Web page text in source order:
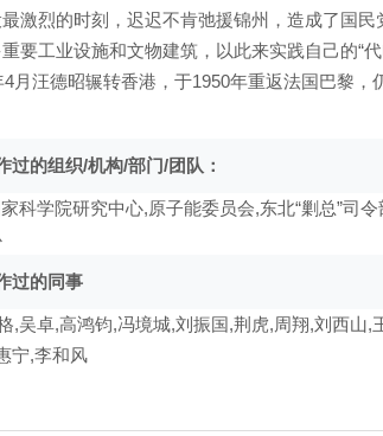
激烈的时刻，迟迟不肯弛援锦州，造成了国
要工业设施和文物建筑，以此来实践自己的“
月汪德昭辗转香港，于1950年重返法国巴黎，
过的组织/机构/部门/团队：
家科学院研究中心,原子能委员会,东北“剿总”司
过的同事
,吴卓,高鸿钧,冯境城,刘振国,荆虎,周翔,刘西
宁,李和风